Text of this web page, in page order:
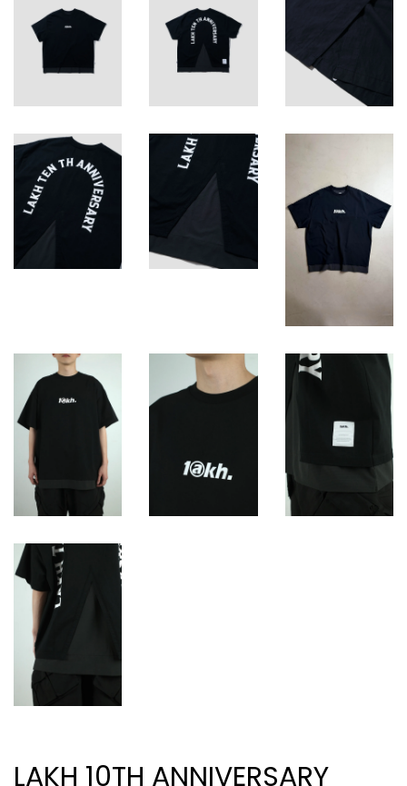
LAKH 10TH ANNIVERSARY